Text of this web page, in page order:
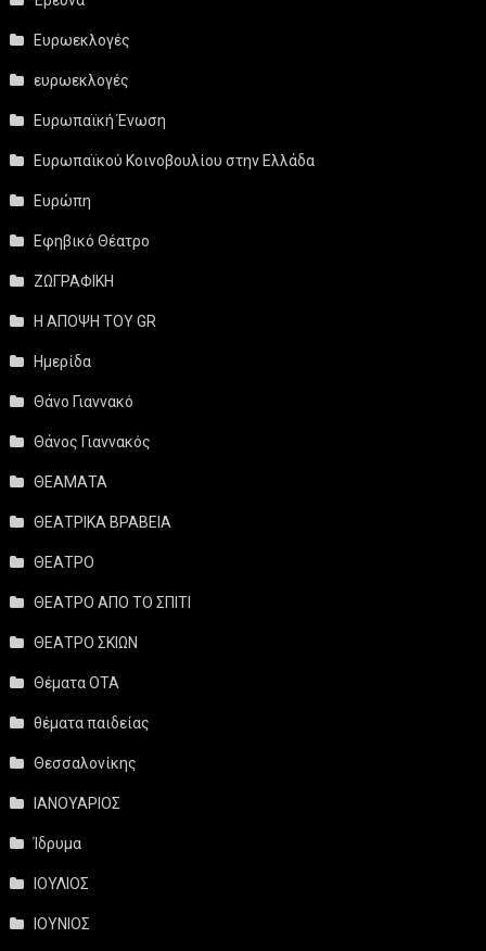
Ευρωεκλογές
ευρωεκλογές
Ευρωπαϊκή Ένωση
Ευρωπαϊκού Κοινοβουλίου στην Ελλάδα
Ευρώπη
Εφηβικό Θέατρο
ΖΩΓΡΑΦΙΚΗ
Η ΑΠΟΨΗ ΤΟΥ GR
Ημερίδα
Θάνο Γιαννακό
Θάνος Γιαννακός
ΘΕΑΜΑΤΑ
ΘΕΑΤΡΙΚΑ ΒΡΑΒΕΙΑ
ΘΕΑΤΡΟ
ΘΕΑΤΡΟ ΑΠΟ ΤΟ ΣΠΙΤΙ
ΘΕΑΤΡΟ ΣΚΙΩΝ
Θέματα ΟΤΑ
θέματα παιδείας
Θεσσαλονίκης
ΙΑΝΟΥΑΡΙΟΣ
Ίδρυμα
ΙΟΥΛΙΟΣ
ΙΟΥΝΙΟΣ